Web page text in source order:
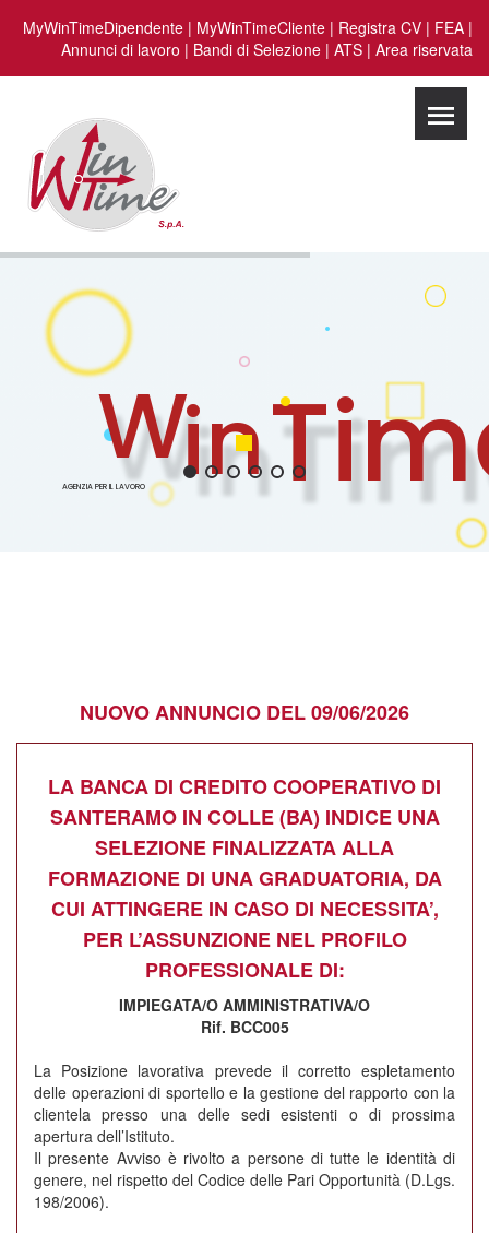
MyWinTimeDipendente | MyWinTimeCliente | Registra CV | FEA |
Annunci di lavoro | Bandi di Selezione | ATS | Area riservata
Win
AGENZIA PER IL LAVORO
NUOVO ANNUNCIO DEL 09/06/2026
LA BANCA DI CREDITO COOPERATIVO DI
SANTERAMO IN COLLE (BA) INDICE UNA
SELEZIONE FINALIZZATA ALLA
FORMAZIONE DI UNA GRADUATORIA, DA
CUI ATTINGERE IN CASO DI NECESSITA’,
PER L’ASSUNZIONE NEL PROFILO
PROFESSIONALE DI:
IMPIEGATA/O AMMINISTRATIVA/O
Rif. BCC005
La Posizione lavorativa prevede il corretto espletamento
delle operazioni di sportello e la gestione del rapporto con la
clientela presso una delle sedi esistenti o di prossima
apertura dell’Istituto.
Il presente Avviso è rivolto a persone di tutte le identità di
genere, nel rispetto del Codice delle Pari Opportunità (D.Lgs.
198/2006).